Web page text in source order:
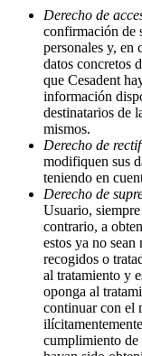
Derecho de
confirmación de
personales y, en
datos concretos
que Cesadent
información
destinatarios de
mismos.
Derecho de
modifiquen sus
teniendo en
Derecho de
Usuario,
contrario, a
estos ya no sean
recogidos o
al tratamiento y
oponga al
continuar con el
cumplimiento de